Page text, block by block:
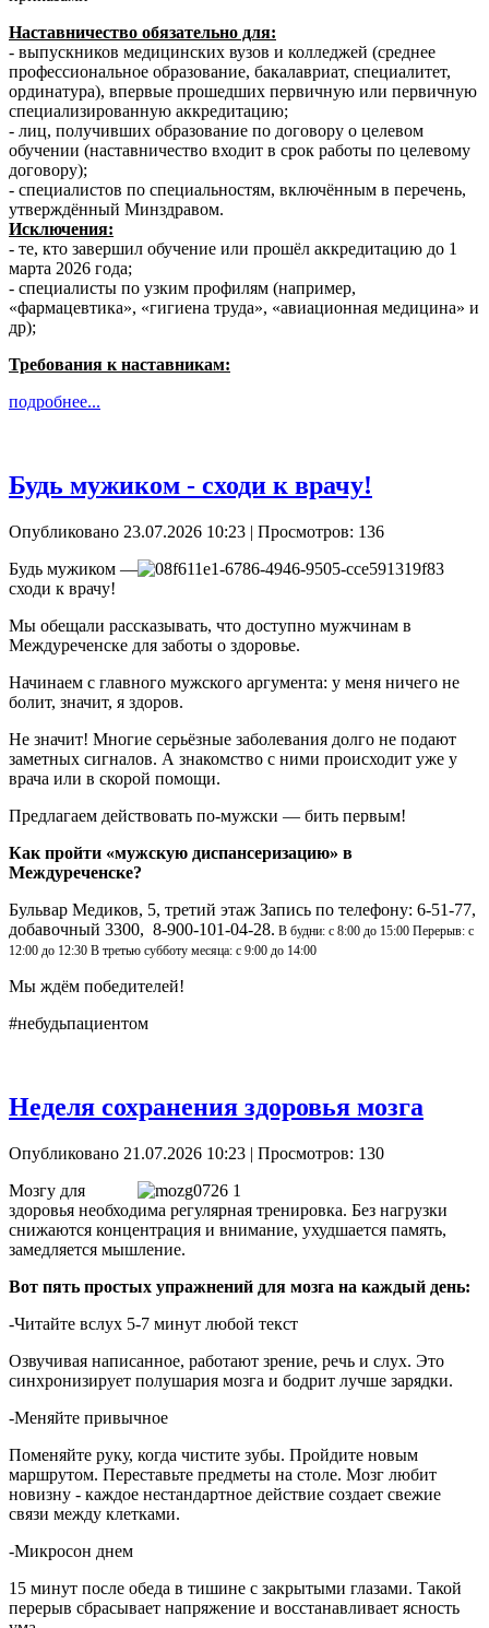
Наставничество обязательно для:
- выпускников медицинских вузов и колледжей (среднее
профессиональное образование, бакалавриат, специалитет,
ординатура), впервые прошедших первичную или первичную
специализированную аккредитацию;
- лиц, получивших образование по договору о целевом
обучении (наставничество входит в срок работы по целевому
договору);
- специалистов по специальностям, включённым в перечень,
утверждённый Минздравом.
Исключения:
- те, кто завершил обучение или прошёл аккредитацию до 1
марта 2026 года;
- специалисты по узким профилям (например,
«фармацевтика», «гигиена труда», «авиационная медицина» и
др);
Требования к наставникам:
подробнее...
Будь мужиком - сходи к врачу!
Опубликовано 23.07.2026 10:23 | Просмотров: 136
Будь мужиком —
сходи к врачу!
Мы обещали рассказывать, что доступно мужчинам в
Междуреченске для заботы о здоровье.
Начинаем с главного мужского аргумента: у меня ничего не
болит, значит, я здоров.
Не значит! Многие серьёзные заболевания долго не подают
заметных сигналов. А знакомство с ними происходит уже у
врача или в скорой помощи.
Предлагаем действовать по-мужски — бить первым!
Как пройти «мужскую диспансеризацию» в
Междуреченске?
Бульвар Медиков, 5, третий этаж Запись по телефону: 6-51-77,
добавочный 3300, 8-900-101-04-28. В будни: с 8:00 до 15:00 Перерыв: с
12:00 до 12:30 В третью субботу месяца: с 9:00 до 14:00
Мы ждём победителей!
#небудьпациентом
Неделя сохранения здоровья мозга
Опубликовано 21.07.2026 10:23 | Просмотров: 130
Мозгу для
здоровья необходима регулярная тренировка. Без нагрузки
снижаются концентрация и внимание, ухудшается память,
замедляется мышление.
Вот пять простых упражнений для мозга на каждый день:
-Читайте вслух 5-7 минут любой текст
Озвучивая написанное, работают зрение, речь и слух. Это
синхронизирует полушария мозга и бодрит лучше зарядки.
-Меняйте привычное
Поменяйте руку, когда чистите зубы. Пройдите новым
маршрутом. Переставьте предметы на столе. Мозг любит
новизну - каждое нестандартное действие создает свежие
связи между клетками.
-Микросон днем
15 минут после обеда в тишине с закрытыми глазами. Такой
перерыв сбрасывает напряжение и восстанавливает ясность